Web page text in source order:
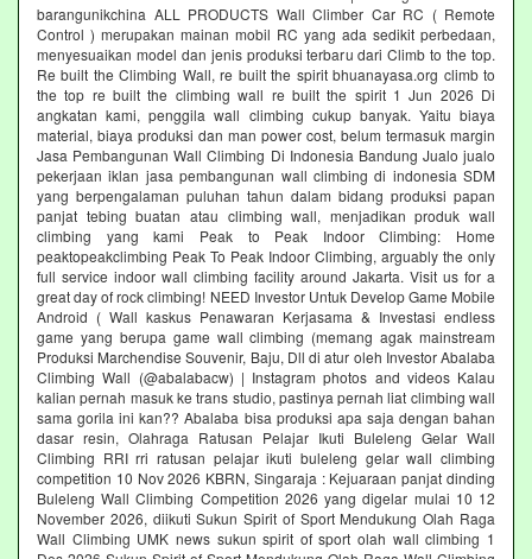
barangunikchina ALL PRODUCTS Wall Climber Car RC ( Remote
Control ) merupakan mainan mobil RC yang ada sedikit perbedaan,
menyesuaikan model dan jenis produksi terbaru dari Climb to the top.
Re built the Climbing Wall, re built the spirit bhuanayasa.org climb to
the top re built the climbing wall re built the spirit 1 Jun 2026 Di
angkatan kami, penggila wall climbing cukup banyak. Yaitu biaya
material, biaya produksi dan man power cost, belum termasuk margin
Jasa Pembangunan Wall Climbing Di Indonesia Bandung Jualo jualo
pekerjaan iklan jasa pembangunan wall climbing di indonesia SDM
yang berpengalaman puluhan tahun dalam bidang produksi papan
panjat tebing buatan atau climbing wall, menjadikan produk wall
climbing yang kami Peak to Peak Indoor Climbing: Home
peaktopeakclimbing Peak To Peak Indoor Climbing, arguably the only
full service indoor wall climbing facility around Jakarta. Visit us for a
great day of rock climbing! NEED Investor Untuk Develop Game Mobile
Android ( Wall kaskus Penawaran Kerjasama & Investasi endless
game yang berupa game wall climbing (memang agak mainstream
Produksi Marchendise Souvenir, Baju, Dll di atur oleh Investor Abalaba
Climbing Wall (@abalabacw) | Instagram photos and videos Kalau
kalian pernah masuk ke trans studio, pastinya pernah liat climbing wall
sama gorila ini kan?? Abalaba bisa produksi apa saja dengan bahan
dasar resin, Olahraga Ratusan Pelajar Ikuti Buleleng Gelar Wall
Climbing RRI rri ratusan pelajar ikuti buleleng gelar wall climbing
competition 10 Nov 2026 KBRN, Singaraja : Kejuaraan panjat dinding
Buleleng Wall Climbing Competition 2026 yang digelar mulai 10 12
November 2026, diikuti Sukun Spirit of Sport Mendukung Olah Raga
Wall Climbing UMK news sukun spirit of sport olah wall climbing 1